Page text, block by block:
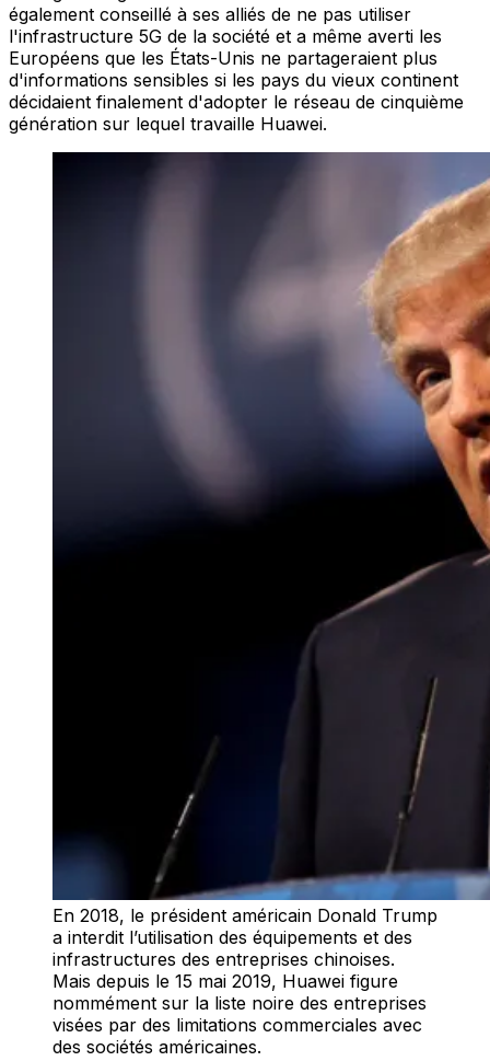
également conseillé à ses alliés de ne pas utiliser
l'infrastructure 5G de la société et a même averti les
Européens que les États-Unis ne partageraient plus
d'informations sensibles si les pays du vieux continent
décidaient finalement d'adopter le réseau de cinquième
génération sur lequel travaille Huawei.
En 2018, le président américain Donald Trump
a interdit l’utilisation des équipements et des
infrastructures des entreprises chinoises.
Mais depuis le 15 mai 2019, Huawei figure
nommément sur la liste noire des entreprises
visées par des limitations commerciales avec
des sociétés américaines.